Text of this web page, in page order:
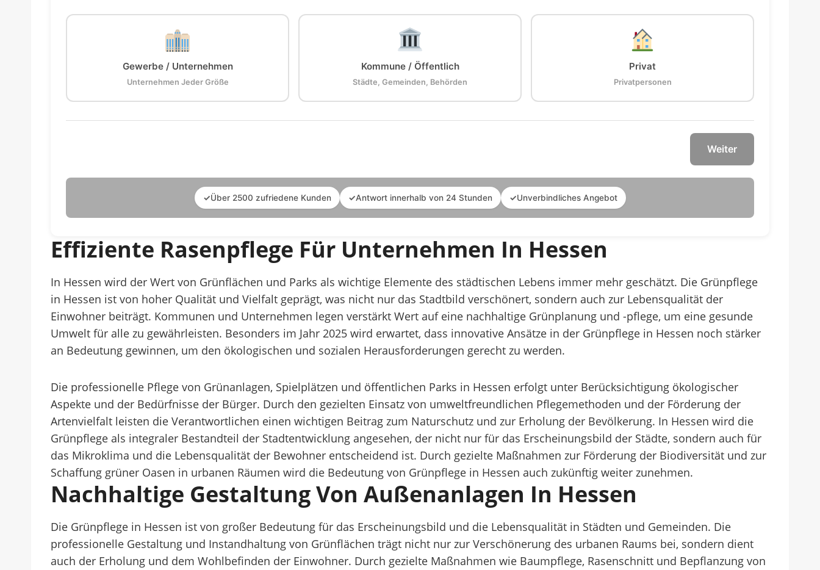
Gewerbe / Unternehmen
Unternehmen Jeder Größe
Kommune / Öffentlich
Städte, Gemeinden, Behörden
Privat
Privatpersonen
Weiter
✓Über 2500 zufriedene Kunden ✓Antwort innerhalb von 24 Stunden ✓Unverbindliches Angebot
Effiziente Rasenpflege Für Unternehmen In Hessen
In Hessen wird der Wert von Grünflächen und Parks als wichtige Elemente des städtischen Lebens immer mehr geschätzt. Die Grünpflege
in Hessen ist von hoher Qualität und Vielfalt geprägt, was nicht nur das Stadtbild verschönert, sondern auch zur Lebensqualität der
Einwohner beiträgt. Kommunen und Unternehmen legen verstärkt Wert auf eine nachhaltige Grünplanung und -pflege, um eine gesunde
Umwelt für alle zu gewährleisten. Besonders im Jahr 2025 wird erwartet, dass innovative Ansätze in der Grünpflege in Hessen noch stärker
an Bedeutung gewinnen, um den ökologischen und sozialen Herausforderungen gerecht zu werden.
Die professionelle Pflege von Grünanlagen, Spielplätzen und öffentlichen Parks in Hessen erfolgt unter Berücksichtigung ökologischer
Aspekte und der Bedürfnisse der Bürger. Durch den gezielten Einsatz von umweltfreundlichen Pflegemethoden und der Förderung der
Artenvielfalt leisten die Verantwortlichen einen wichtigen Beitrag zum Naturschutz und zur Erholung der Bevölkerung. In Hessen wird die
Grünpflege als integraler Bestandteil der Stadtentwicklung angesehen, der nicht nur für das Erscheinungsbild der Städte, sondern auch für
das Mikroklima und die Lebensqualität der Bewohner entscheidend ist. Durch gezielte Maßnahmen zur Förderung der Biodiversität und zur
Schaffung grüner Oasen in urbanen Räumen wird die Bedeutung von Grünpflege in Hessen auch zukünftig weiter zunehmen.
Nachhaltige Gestaltung Von Außenanlagen In Hessen
Die Grünpflege in Hessen ist von großer Bedeutung für das Erscheinungsbild und die Lebensqualität in Städten und Gemeinden. Die
professionelle Gestaltung und Instandhaltung von Grünflächen trägt nicht nur zur Verschönerung des urbanen Raums bei, sondern dient
auch der Erholung und dem Wohlbefinden der Einwohner. Durch gezielte Maßnahmen wie Baumpflege, Rasenschnitt und Bepflanzung von